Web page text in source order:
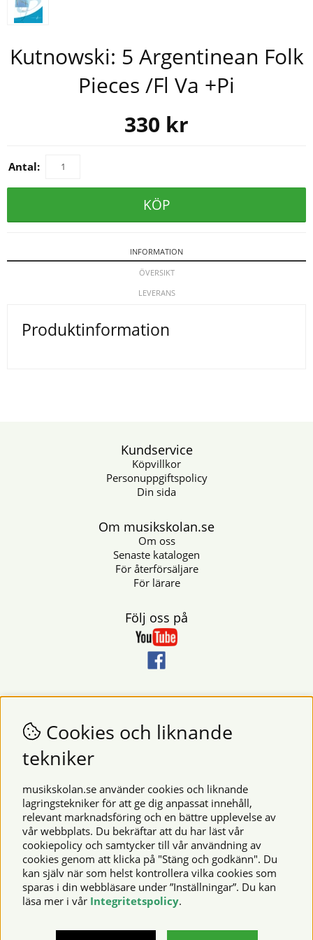
Kutnowski: 5 Argentinean Folk
Pieces /Fl Va +Pi
330 kr
Antal:
KÖP
INFORMATION
ÖVERSIKT
LEVERANS
Produktinformation
Kundservice
Köpvillkor
Personuppgiftspolicy
Din sida
Om musikskolan.se
Om oss
Senaste katalogen
För återförsäljare
För lärare
Följ oss på
Nyhetsbrev
Vill du få nyheter och erbjudanden från oss? Fyll då i din e-
postadress i fältet nedan.
Säkra betalningar
© 2026 Musikskolan. Vi använder cookies -läs mer här
Cookies och liknande
tekniker
musikskolan.se använder cookies och liknande
lagringstekniker för att ge dig anpassat innehåll,
relevant marknadsföring och en bättre upplevelse av
vår webbplats. Du bekräftar att du har läst vår
cookiepolicy och samtycker till vår användning av
cookies genom att klicka på "Stäng och godkänn". Du
kan själv när som helst kontrollera vilka cookies som
sparas i din webbläsare under ”Inställningar”. Du kan
läsa mer i vår Integritetspolicy.